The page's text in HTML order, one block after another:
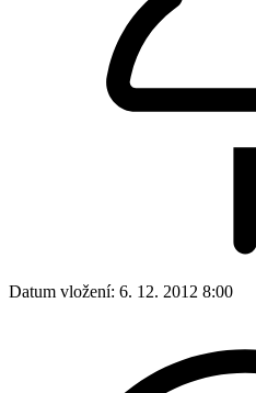
Datum vložení: 6. 12. 2012 8:00